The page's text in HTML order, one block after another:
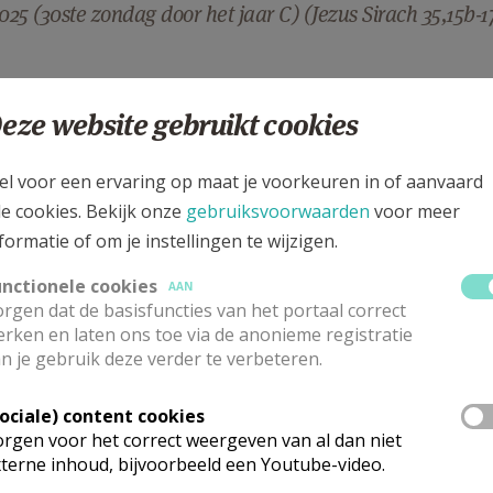
(30ste zondag door het jaar C) (Jezus Sirach 35,15b-
(26 oktober) in de eerste lezing uit de Wijsheid van
nieuws voor ons. Voor God mogen we staan zoals we zijn.
voordoen dan we zijn, geen schijn ophouden, niets
tot Hem naderen. In de woorden van Jezus: wie zichzelf
zal verheven worden.
is het dat wat God van ons vraagt? Nee, jezelf
voor God staan we allen gelijk, Hij doorziet ons en kent
uit de gelijkenis die Jezus in het evangelie vertelt (
is dan de rest van de mensen door de vele goede
bidt bij zichzelf,” zegt Lucas; Maar meer nog bidt de
God heen om zichzelf op een voetstuk te plaatsen en
ontleding van ’s mans ingesteldheid!
website gebruikt cookies
voor een ervaring op maat je voorkeuren in of aanvaard
cookies. Bekijk onze gebruiksvoorwaarden voor meer
of om je instellingen te wijzigen.
cookies
AAN
dat de basisfuncties van het portaal correct
en laten ons toe via de anonieme registratie
je gebruik deze verder te verbeteren.
content cookies
voor het correct weergeven van al dan niet
inhoud, bijvoorbeeld een Youtube-video.